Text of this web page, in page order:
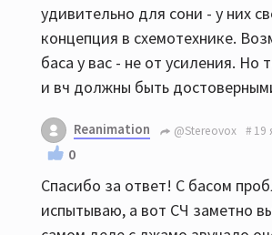
удивительно для сони - у них
концепция в схемотехнике.
баса у вас - не от усиления. Но
и вч должны быть
Reanimation @Stereovox 19
0
Спасибо за ответ! С басом
испытываю, а вот СЧ заметно